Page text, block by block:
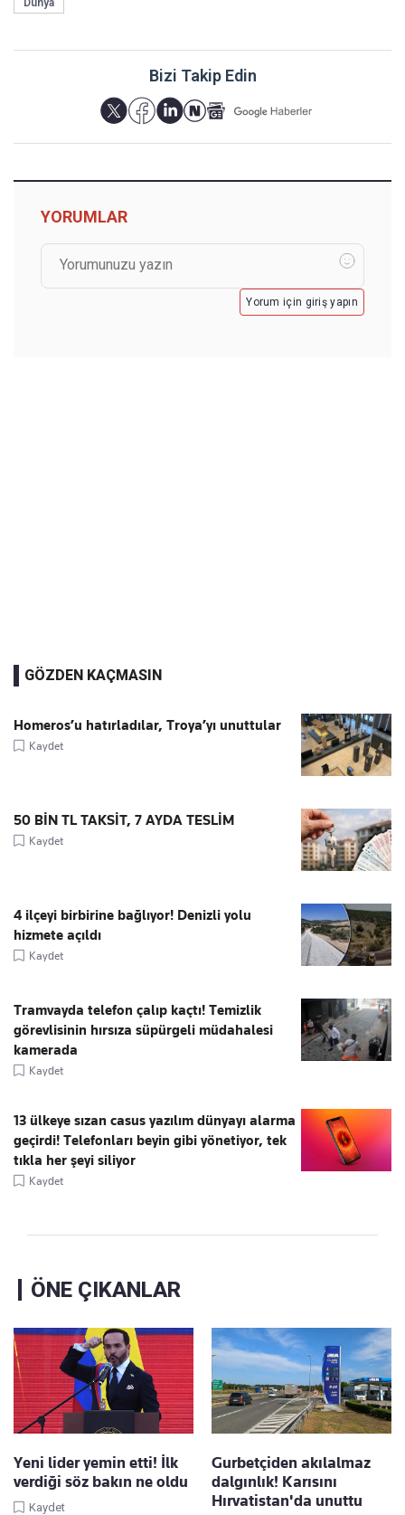
Bizi Takip Edin
YORUMLAR
Yorum için giriş yapın
GÖZDEN KAÇMASIN
Homeros’u hatırladılar, Troya’yı unuttular
Kaydet
50 BİN TL TAKSİT, 7 AYDA TESLİM
Kaydet
4 ilçeyi birbirine bağlıyor! Denizli yolu
hizmete açıldı
Kaydet
Tramvayda telefon çalıp kaçtı! Temizlik
görevlisinin hırsıza süpürgeli müdahalesi
kamerada
Kaydet
13 ülkeye sızan casus yazılım dünyayı alarma
geçirdi! Telefonları beyin gibi yönetiyor, tek
tıkla her şeyi siliyor
Kaydet
ÖNE ÇIKANLAR
Yeni lider yemin etti! İlk
verdiği söz bakın ne oldu
Kaydet
Gurbetçiden akılalmaz
dalgınlık! Karısını
Hırvatistan'da unuttu